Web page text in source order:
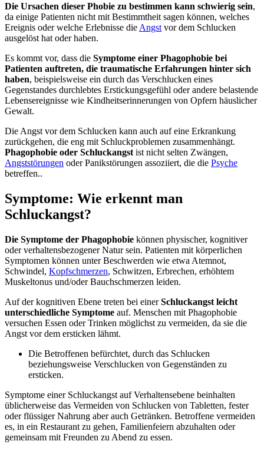
Die Ursachen dieser Phobie zu bestimmen kann schwierig sein,
da einige Patienten nicht mit Bestimmtheit sagen können, welches
Ereignis oder welche Erlebnisse die Angst vor dem Schlucken
ausgelöst hat oder haben.
Es kommt vor, dass die Symptome einer Phagophobie bei
Patienten auftreten, die traumatische Erfahrungen hinter sich
haben, beispielsweise ein durch das Verschlucken eines
Gegenstandes durchlebtes Erstickungsgefühl oder andere belastende
Lebensereignisse wie Kindheitserinnerungen von Opfern häuslicher
Gewalt.
Die Angst vor dem Schlucken kann auch auf eine Erkrankung
zurückgehen, die eng mit Schluckproblemen zusammenhängt.
Phagophobie oder Schluckangst ist nicht selten Zwängen,
Angststörungen oder Panikstörungen assoziiert, die die Psyche
betreffen..
Symptome: Wie erkennt man
Schluckangst?
Die Symptome der Phagophobie können physischer, kognitiver
oder verhaltensbezogener Natur sein. Patienten mit körperlichen
Symptomen können unter Beschwerden wie etwa Atemnot,
Schwindel, Kopfschmerzen, Schwitzen, Erbrechen, erhöhtem
Muskeltonus und/oder Bauchschmerzen leiden.
Auf der kognitiven Ebene treten bei einerSchluckangst leicht
unterschiedliche Symptome auf. Menschen mit Phagophobie
versuchen Essen oder Trinken möglichst zu vermeiden, da sie die
Angst vor dem ersticken lähmt.
Die Betroffenen befürchtet, durch das Schlucken
beziehungsweise Verschlucken von Gegenständen zu
ersticken.
Symptome einer Schluckangst auf Verhaltensebene beinhalten
üblicherweise das Vermeiden von Schlucken von Tabletten, fester
oder flüssiger Nahrung aber auch Getränken. Betroffene vermeiden
es, in ein Restaurant zu gehen, Familienfeiern abzuhalten oder
gemeinsam mit Freunden zu Abend zu essen.